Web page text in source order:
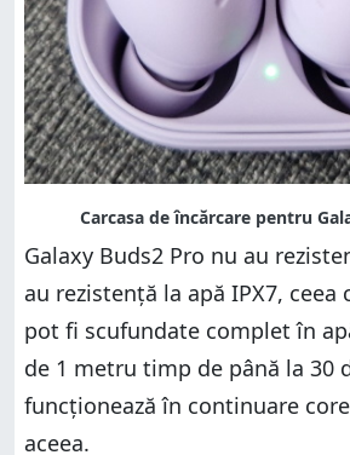
Galaxy Buds2 Pro nu au
au rezistență la apă IPX7, ceea
pot fi scufundate complet în
de 1 metru timp de până la 30
funcționează în continuare
aceea.